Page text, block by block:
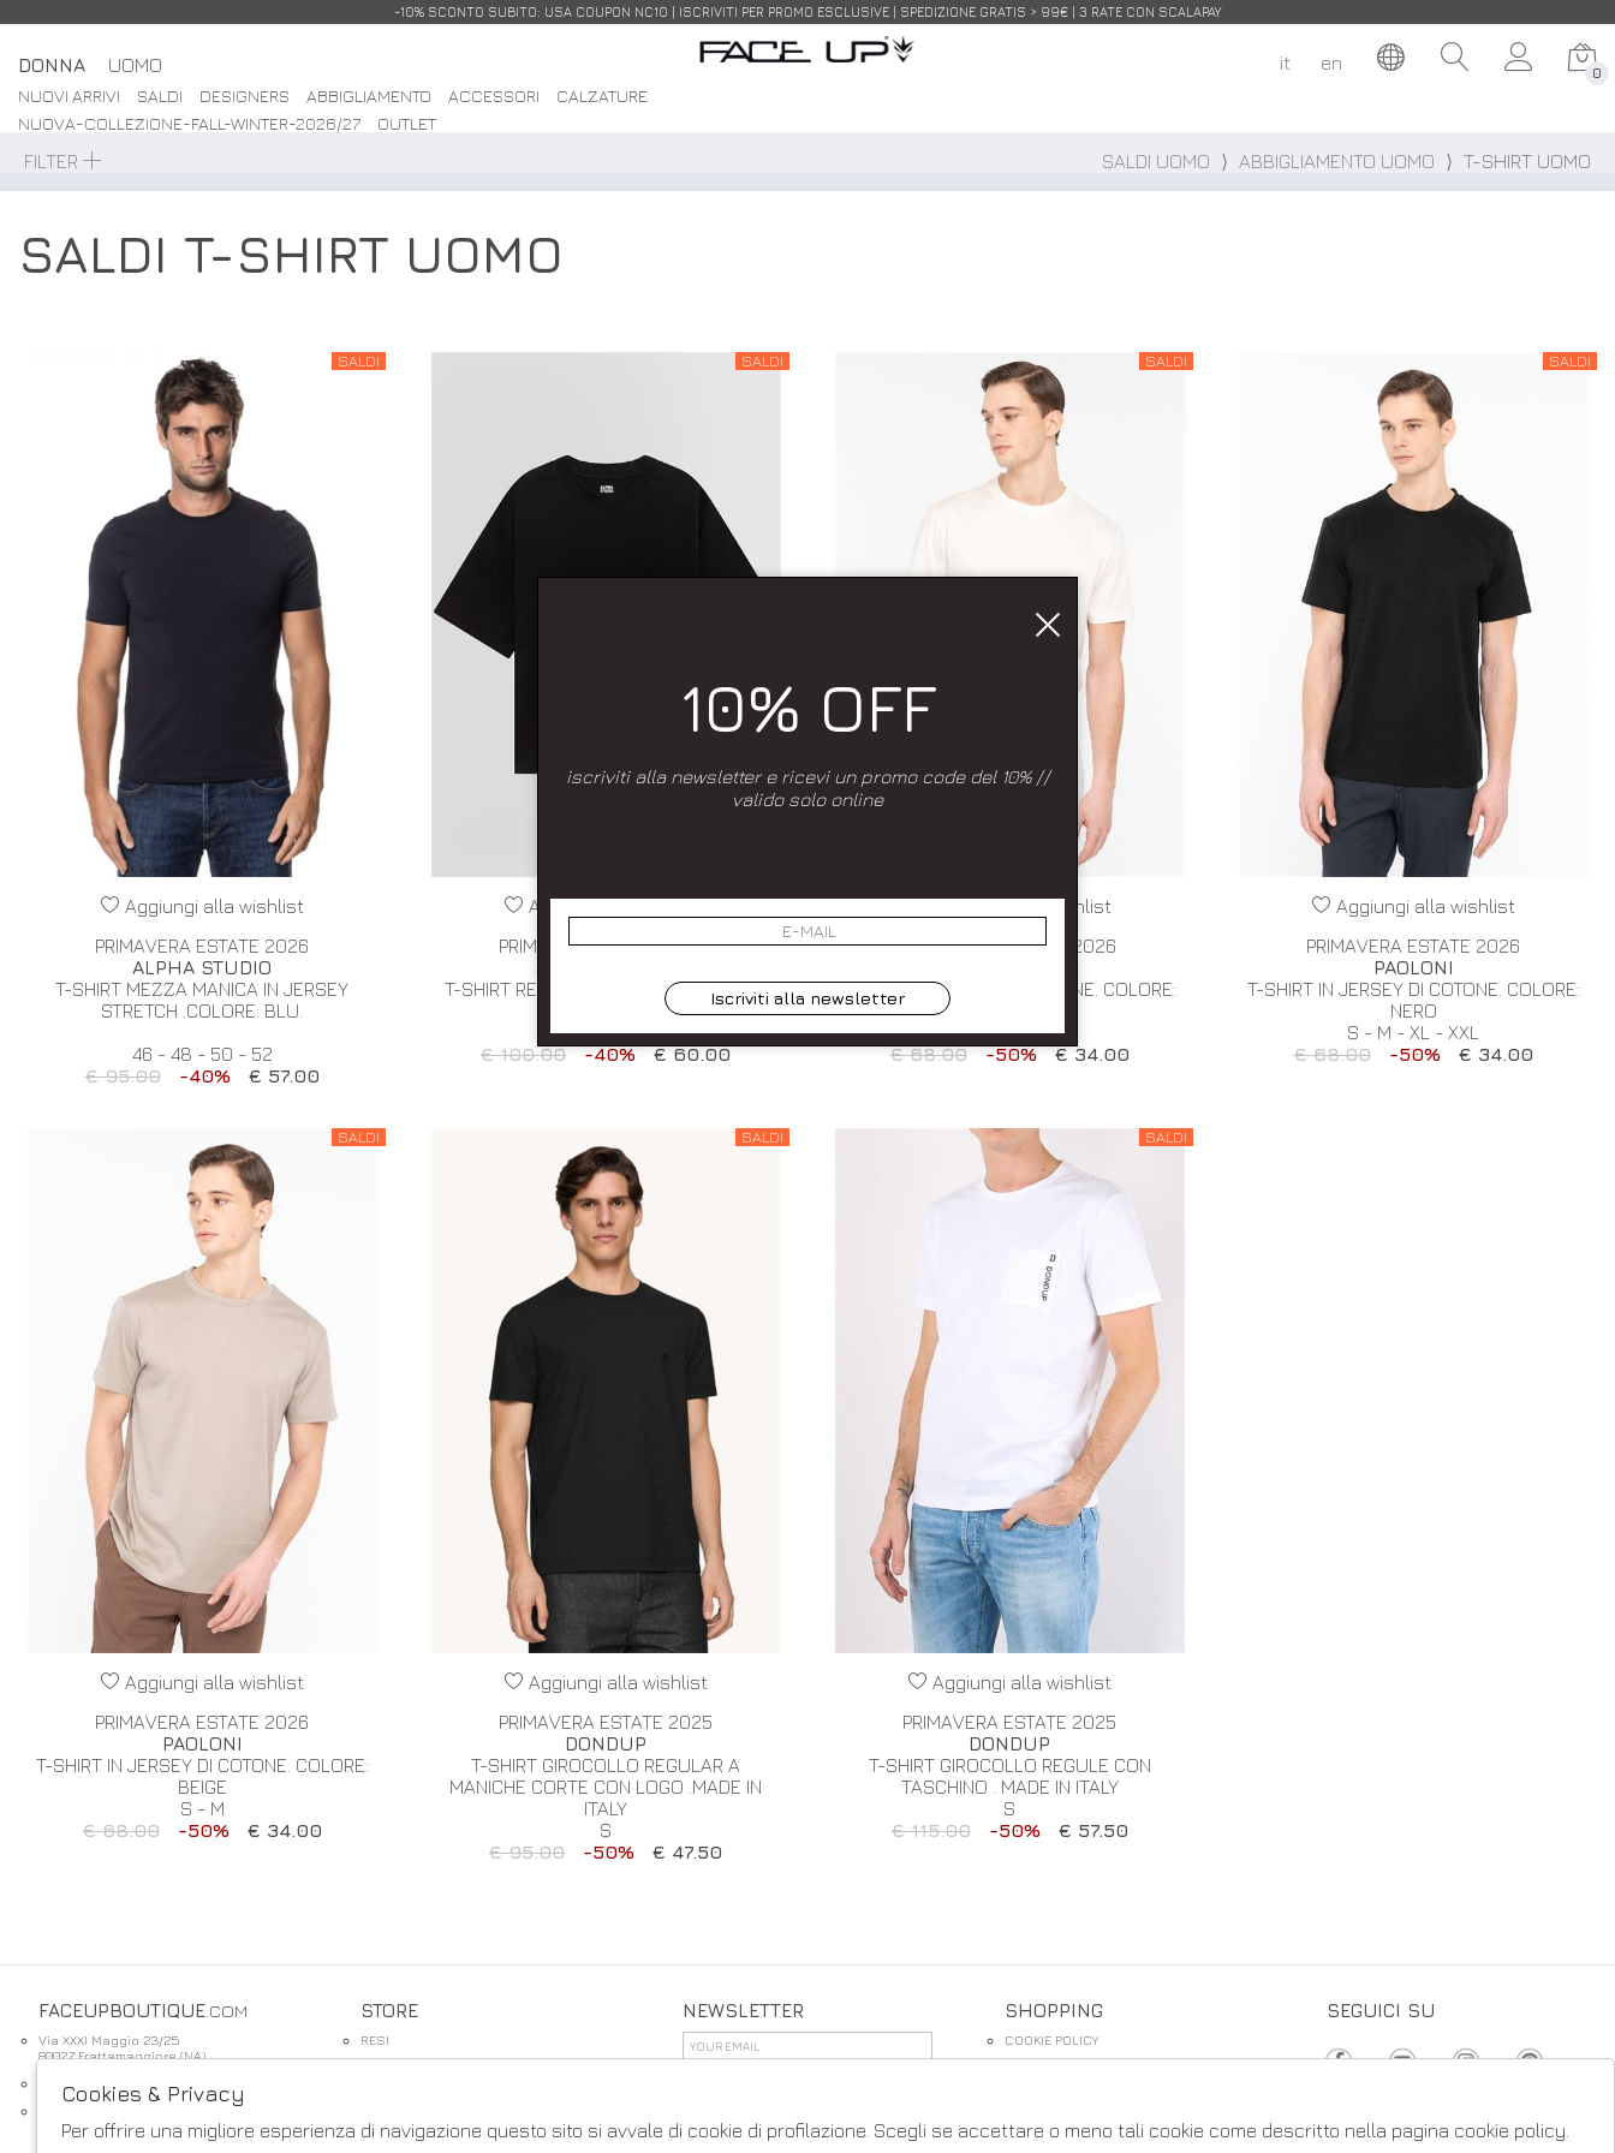
DONNA UOMO
NUOVI ARRIVI SALDI DESIGNERS ABBIGLIAMENTO ACCESSORI
CALZATURE
NUOVA-COLLEZIONE-FALL-WINTER-2026/27
OUTLET
it en 0
-10% SCONTO SUBITO: USA COUPON NC10 | ISCRIVITI PER PROMO ESCLUSIVE | SPEDIZIONE GRATIS > 99€ | 3 RATE CON SCALAPAY
FILTER SALDI UOMO ⟩ ABBIGLIAMENTO UOMO ⟩ T-SHIRT UOMO
SALDI T-SHIRT UOMO
SALDI
Aggiungi alla wishlist
PRIMAVERA ESTATE 2026
ALPHA STUDIO
T-SHIRT MEZZA MANICA IN JERSEY
STRETCH .COLORE: BLU.
46 - 48 - 50 - 52
€ 95.00
-40% € 57.00
SALDI
Aggiungi alla wishlist
PRIMAVERA ESTATE 2026
ALPHA STUDIO
T-SHIRT RELAXED IN JERSEY STRETCH.
COLORE: NERO:
46
€ 100.00
-40% € 60.00
SALDI
Aggiungi alla wishlist
PRIMAVERA ESTATE 2026
T-SHIRT IN JERSEY DI COTONE. COLORE:
BIANCO PANNA
XL
€ 68.00
-50% € 34.00
SALDI
Aggiungi alla wishlist
PRIMAVERA ESTATE 2026
PAOLONI
T-SHIRT IN JERSEY DI COTONE. COLORE:
NERO
S - M - XL - XXL
€ 68.00
-50% € 34.00
SALDI
Aggiungi alla wishlist
PRIMAVERA ESTATE 2026
PAOLONI
T-SHIRT IN JERSEY DI COTONE. COLORE:
BEIGE
S - M
€ 68.00
-50% € 34.00
SALDI
Aggiungi alla wishlist
PRIMAVERA ESTATE 2025
DONDUP
T-SHIRT GIROCOLLO REGULAR A
MANICHE CORTE CON LOGO .MADE IN
ITALY
S
€ 95.00
-50% € 47.50
SALDI
Aggiungi alla wishlist
PRIMAVERA ESTATE 2025
DONDUP
T-SHIRT GIROCOLLO REGULE CON
TASCHINO . MADE IN ITALY
S
€ 115.00
-50% € 57.50
FACEUPBOUTIQUE .COM
Via XXXI Maggio 23/25
80027 Frattamaggiore (NA)
info@faceupboutique.com
STORE
RESI
SPEDIZIONE
NEWSLETTER
SIGN UP
SHOPPING
COOKIE POLICY
CONDIZIONI DI VENDITA
SEGUICI SU
10% OFF
iscriviti alla newsletter e ricevi un promo code del 10% //
valido solo online
Iscriviti alla newsletter
Cookies & Privacy
Per offrire una migliore esperienza di navigazione questo sito si avvale di cookie di profilazione. Scegli se accettare o meno tali cookie come descritto nella pagina cookie policy.